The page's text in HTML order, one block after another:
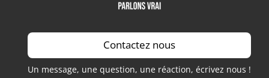
Contactez nous
Un message, une question, une réaction, écrivez nous !